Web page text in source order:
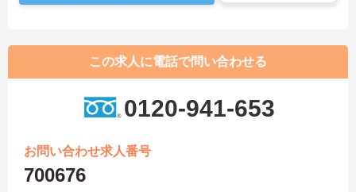
この求人に電話で問い合わせる
0120-941-653
お問い合わせ求人番号
700676